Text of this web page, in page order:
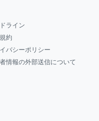
ライン
約
バシーポリシー
情報の外部送信について